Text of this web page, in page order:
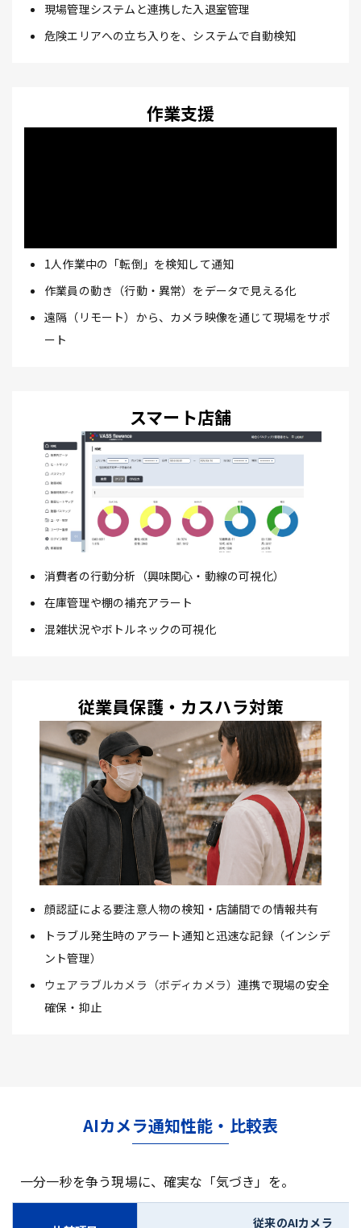
現場管理システムと連携した入退室管理
危険エリアへの立ち入りを、システムで自動検知
作業支援
1人作業中の「転倒」を検知して通知
作業員の動き（行動・異常）をデータで見える化
遠隔（リモート）から、カメラ映像を通じて現場をサポ
ート
スマート店舗
消費者の行動分析（興味関心・動線の可視化）
在庫管理や棚の補充アラート
混雑状況やボトルネックの可視化
従業員保護・カスハラ対策
顔認証による要注意人物の検知・店舗間での情報共有
トラブル発生時のアラート通知と迅速な記録（インシデ
ント管理）
ウェアラブルカメラ（ボディカメラ）連携で現場の安全
確保・抑止
AIカメラ通知性能・比較表
一分一秒を争う現場に、確実な「気づき」を。
従来のAIカメラ